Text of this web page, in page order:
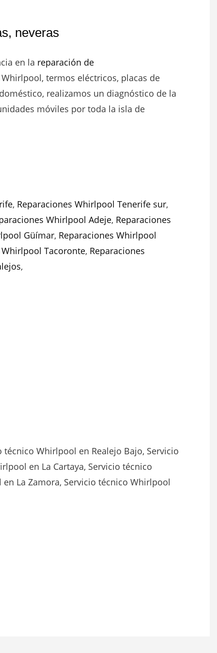
neveras
en la reparación de
termos eléctricos, placas de
realizamos un diagnóstico de la
móviles por toda la isla de
, Reparaciones Whirlpool Tenerife sur,
Whirlpool Adeje, Reparaciones
Güímar, Reparaciones Whirlpool
Whirlpool Tacoronte, Reparaciones
,
Whirlpool en Realejo Bajo, Servicio
en La Cartaya, Servicio técnico
La Zamora, Servicio técnico Whirlpool